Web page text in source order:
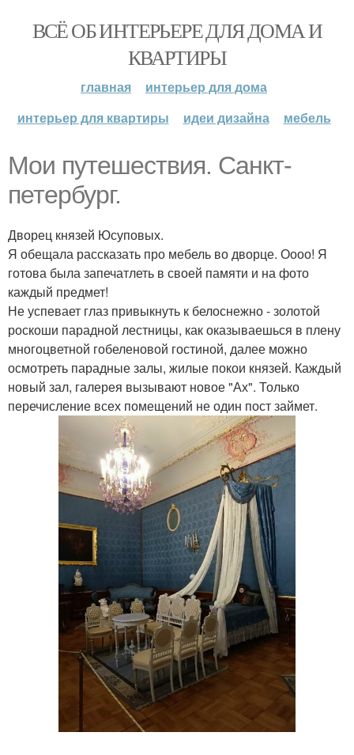
ВСЁ ОБ ИНТЕРЬЕРЕ ДЛЯ ДОМА И
КВАРТИРЫ
главная
интерьер для дома
интерьер для квартиры
идеи дизайна мебель
Мои путешествия. Санкт-
петербург.
Дворец князей Юсуповых.
Я обещала рассказать про мебель во дворце. Оооо! Я
готова была запечатлеть в своей памяти и на фото
каждый предмет!
Не успевает глаз привыкнуть к белоснежно - золотой
роскоши парадной лестницы, как оказываешься в плену
многоцветной гобеленовой гостиной, далее можно
осмотреть парадные залы, жилые покои князей. Каждый
новый зал, галерея вызывают новое "Ах". Только
перечисление всех помещений не один пост займет.